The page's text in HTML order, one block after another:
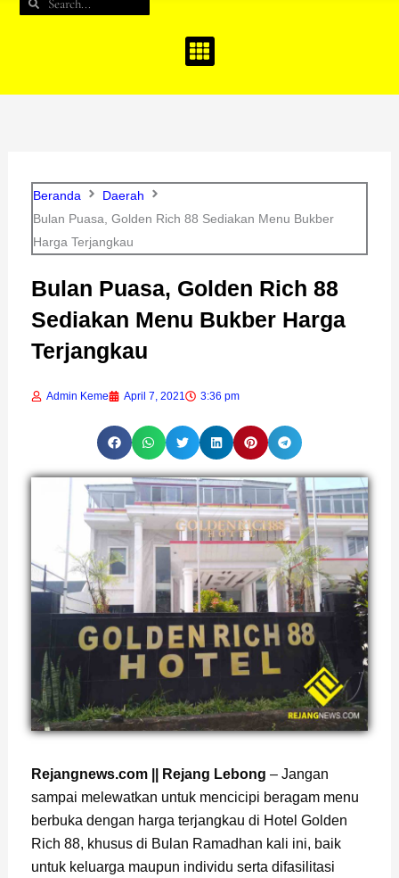
Beranda
Daerah
Bulan Puasa, Golden Rich 88 Sediakan Menu Bukber
Harga Terjangkau
Bulan Puasa, Golden Rich 88
Sediakan Menu Bukber Harga
Terjangkau
Admin Keme April 7, 2021 3:36 pm
Rejangnews.com || Rejang Lebong – Jangan
sampai melewatkan untuk mencicipi beragam menu
berbuka dengan harga terjangkau di Hotel Golden
Rich 88, khusus di Bulan Ramadhan kali ini, baik
untuk keluarga maupun individu serta difasilitasi
Page
, Page